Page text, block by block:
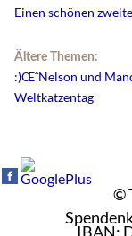
Einen schönen
Ältere Themen:
:)ŒˆNelson und
Weltkatzentag
©
IBAN: